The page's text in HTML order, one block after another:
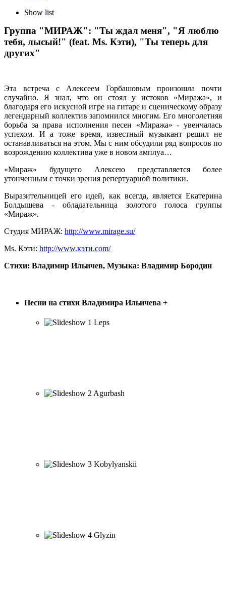
Show list
Группа "МИРАЖ": "Ты ждал меня", "Я люблю
тебя, лысый!" (feat. Ms. Кэти), "Ты теперь для
других"
Эта встреча с Алексеем Горбашовым произошла почти
случайно. Я знал, что он стоял у истоков «Миража», и
благодаря его искусной игре на гитаре и сценическому образу
легендарный коллектив запомнился многим. Его многолетняя
борьба за права исполнения песен «Миража» - увенчалась
успехом. И а тоже время, известный музыкант решил не
останавливаться на этом. Мы с ним обсудили ряд вопросов по
возрождению коллектива уже в новом амплуа…
«Мираж» будущего Алексею представляется более
утонченным с точки зрения репертуарной политики.
Выразительницей его идей, как всегда, является Екатерина
Болдышева - обладательница золотого голоса группы
«Мираж».
Студия МИРАЖ: http://www.mirage.su/
Ms. Кэти: http://www.кэти.com/
Стихи: Владимир Ильичев, Музыка: Владимир Бородин
Песни на стихи Владимира Ильичева +